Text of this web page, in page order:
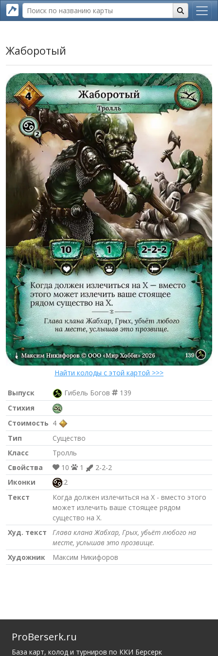
Жаборотый
Найти колоды с этой картой >>>
Выпуск Гибель Богов
139
Стихия
Стоимость 4
Тип
Существо
Класс
Тролль
Свойства
10 1
2-2-2
Иконки
:2
Текст
Когда должен излечиться на Х - вместо этого
может излечить ваше стоящее рядом
существо на Х.
Худ. текст
Глава клана Жабхар, Грых, убьёт любого на
месте, услышав это прозвище.
Художник
Максим Никифоров
ProBerserk.ru
База карт, колод и турниров по ККИ Берсерк